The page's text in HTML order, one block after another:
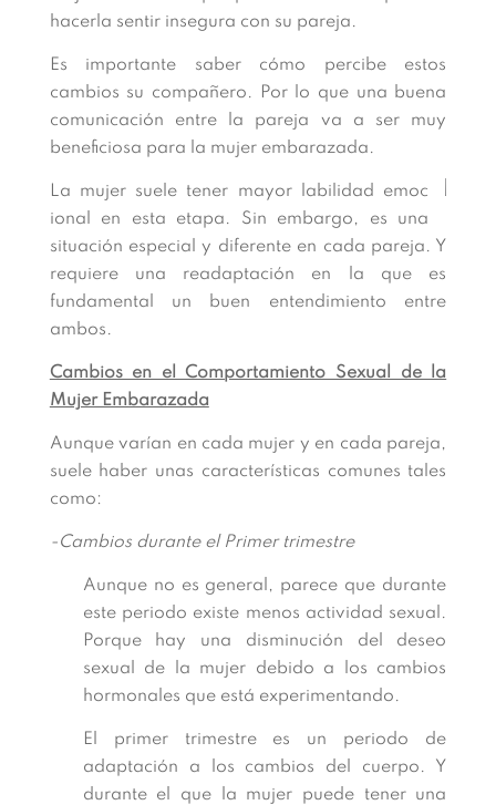
hacerla sentir insegura con su pareja.
Es importante saber cómo percibe estos
cambios su compañero. Por lo que una buena
comunicación entre la pareja va a ser muy
beneficiosa para la mujer embarazada.
La mujer suele tener mayor labilidad emoc
ional en esta etapa. Sin embargo, es una
situación especial y diferente en cada pareja. Y
requiere una readaptación en la que es
fundamental un buen entendimiento entre
ambos.
Cambios en el Comportamiento Sexual de la
Mujer Embarazada
Aunque varían en cada mujer y en cada pareja,
suele haber unas características comunes tales
como:
-Cambios durante el Primer trimestre
Aunque no es general, parece que durante
este periodo existe menos actividad sexual.
Porque hay una disminución del deseo
sexual de la mujer debido a los cambios
hormonales que está experimentando.
El primer trimestre es un periodo de
adaptación a los cambios del cuerpo. Y
durante el que la mujer puede tener una